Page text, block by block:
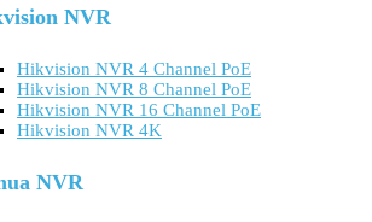
NVR
Hikvision NVR 4 Channel PoE
Hikvision NVR 8 Channel PoE
Hikvision NVR 16 Channel PoE
Hikvision NVR 4K
NVR